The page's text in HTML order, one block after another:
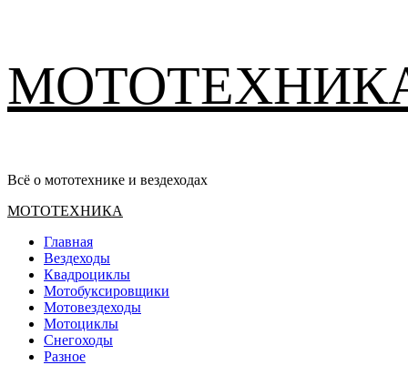
содержимому
Всё о мототехнике и вездеходах
Основное
МОТОТЕХНИКА
Главная
Вездеходы
Квадроциклы
Мотобуксировщики
Мотовездеходы
Мотоциклы
Снегоходы
Разное